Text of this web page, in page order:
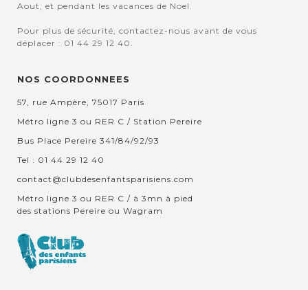
Aout, et pendant les vacances de Noel.
Pour plus de sécurité, contactez-nous avant de vous
déplacer : 01 44 29 12 40.
NOS COORDONNEES
57, rue Ampère, 75017 Paris
Métro ligne 3 ou RER C / Station Pereire
Bus Place Pereire 341/84/92/93
Tel : 01 44 29 12 40
contact@clubdesenfantsparisiens.com
Métro ligne 3 ou RER C / à 3mn à pied
des stations Pereire ou Wagram